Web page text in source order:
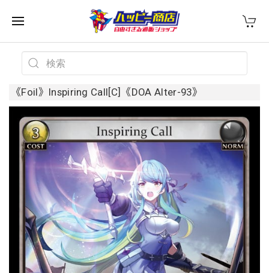
《Foil》Inspiring Call[C]《DOA Alter-93》